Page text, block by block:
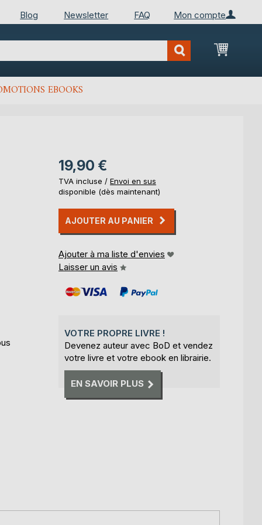
Mon compte
Blog Newsletter FAQ
Mon
EBOOKS
19,90 €
TVA incluse / Envoi en sus
disponible (dès maintenant)
AJOUTER AU PANIER
Ajouter à ma liste d'envies
Laisser un avis
VOTRE PROPRE LIVRE !
Devenez auteur avec BoD et vendez
votre livre et votre ebook en librairie.
EN SAVOIR PLUS